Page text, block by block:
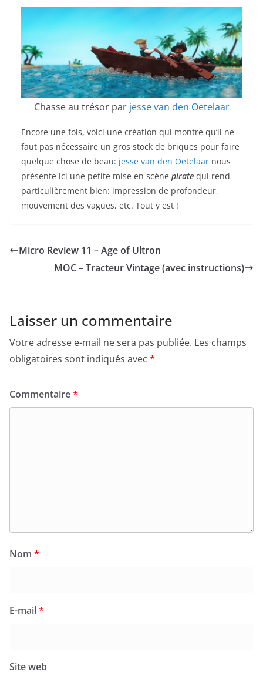
Chasse au trésor par jesse van den Oetelaar
Encore une fois, voici une création qui montre qu’il ne
faut pas nécessaire un gros stock de briques pour faire
quelque chose de beau: jesse van den Oetelaar nous
présente ici une petite mise en scène pirate qui rend
particulièrement bien: impression de profondeur,
mouvement des vagues, etc. Tout y est !
Micro Review 11 – Age of Ultron
MOC – Tracteur Vintage (avec instructions)
Laisser un commentaire
Votre adresse e-mail ne sera pas publiée. Les champs
obligatoires sont indiqués avec *
Commentaire*
Nom *
E-mail*
Site web